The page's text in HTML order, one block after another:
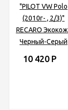
10 420 Р